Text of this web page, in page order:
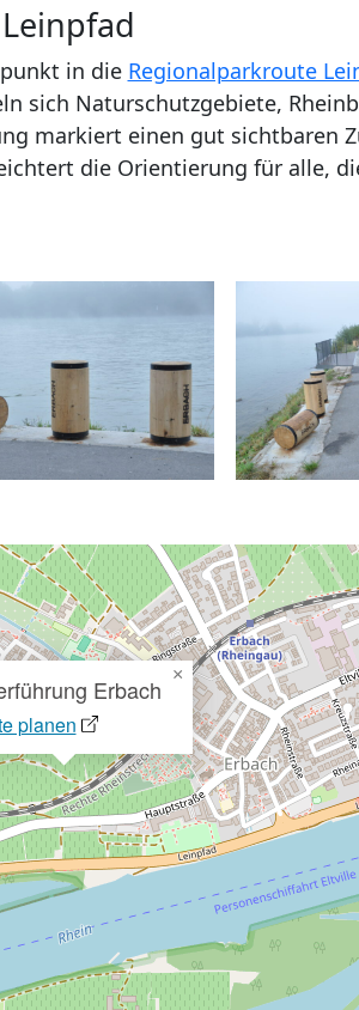
in die Regionalparkroute
sich Naturschutzgebiete,
markiert einen gut sichtbaren
die Orientierung für alle,
Erbach
planen
×